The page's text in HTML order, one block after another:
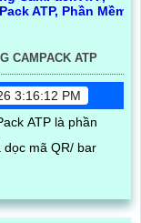
CAMPACK ATP
3:16:12 PM
ATP là phần
dọc mã QR/ bar